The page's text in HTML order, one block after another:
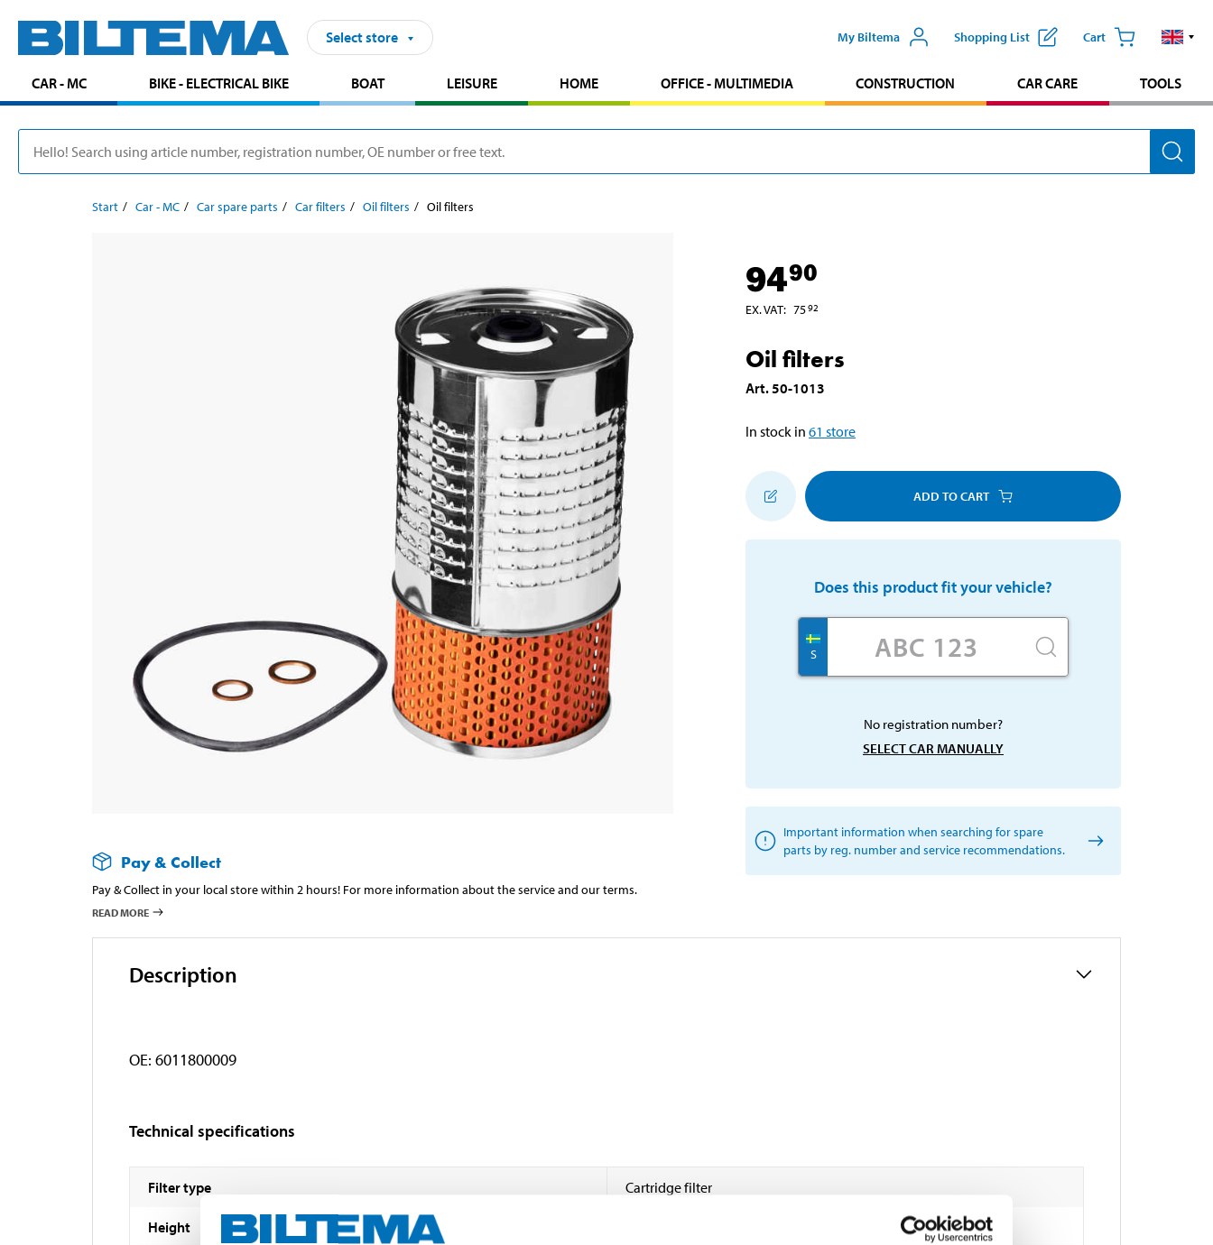
Select store My Biltema Shopping List Cart
CAR - MC BIKE - ELECTRICAL BIKE BOAT LEISURE HOME OFFICE - MULTIMEDIA CONSTRUCTION CAR CARE TOOLS
Start Car - MC Car spare parts Car filters Oil filters Oil filters
Pay & Collect
Pay & Collect in your local store within 2 hours! For more information about the service and our terms.
READ MORE
9490
EX. VAT: 7592
Oil filters
Art.50-1013
In stock in 61 store
ADD TO CART
Does this product fit your vehicle?
S
No registration number?
SELECT CAR MANUALLY
Important information when searching for spare
parts by reg. number and service recommendations.
Description
OE: 6011800009
Technical specifications
Filter type Cartridge filter
Height